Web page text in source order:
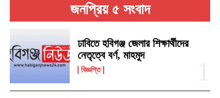
জনপ্রিয় ৫ সংবাদ
ঢাবিতে হবিগঞ্জ জেলার শিক্ষার্থীদের
নেতৃত্বে বর্ণ, মাহমুদ
বিজ্ঞপ্তি